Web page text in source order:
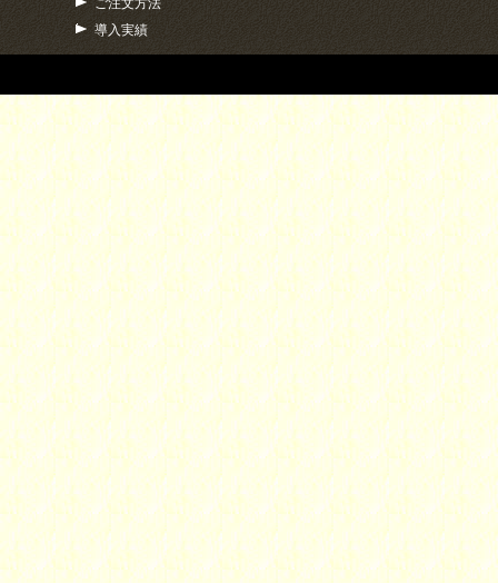
ご注文方法
導入実績